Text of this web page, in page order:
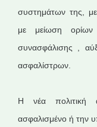
συστημάτων της,
με μείωση ορίων
συνασφάλισης ,
ασφαλίστρων.
Η νέα πολιτική
ασφαλισμένο ή την